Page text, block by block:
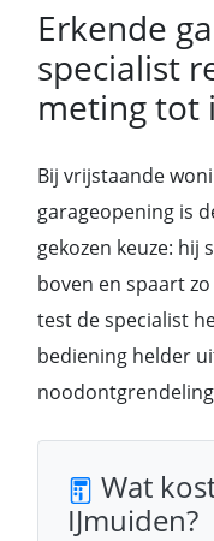
Erkende
specialist
meting tot
Bij vrijstaande
garageopening is
gekozen keuze: hij
boven en spaart
test de specialist
bediening helder
Wat
IJmuiden?